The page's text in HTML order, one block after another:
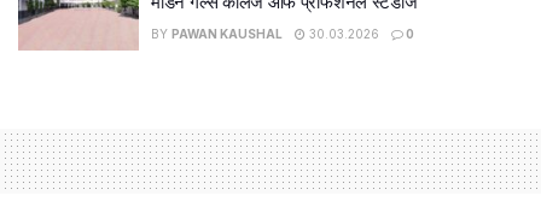
BY PAWAN KAUSHAL 30.03.2026 0